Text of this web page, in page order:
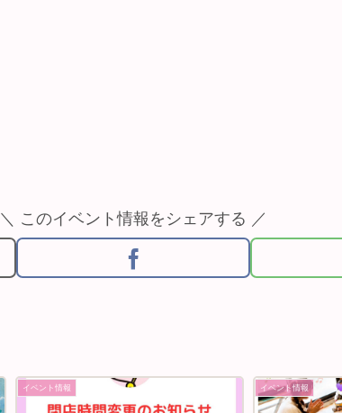
＼ このイベント情報をシェアする ／
イベント情報 イベント情報